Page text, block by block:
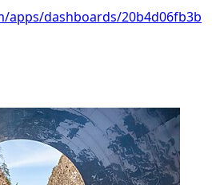
apps/dashboards/20b4d06fb3b